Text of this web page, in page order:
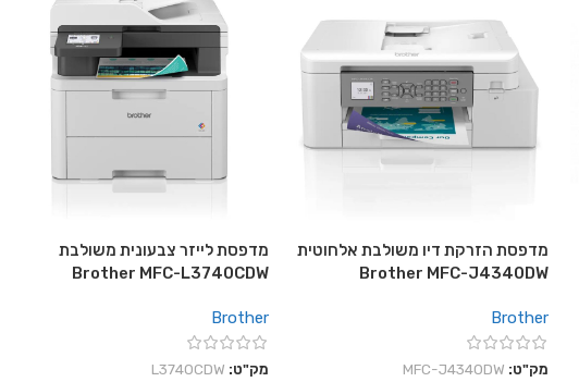
מדפסת הזרקת דיו משולבת אלחוטית
Brother MFC-J4340DW
Brother
מק"ט: ‎MFC-J4340DW
מדפסת לייזר צבעונית משולבת
Brother MFC-L3740CDW
Brother
מק"ט: L3740CDW